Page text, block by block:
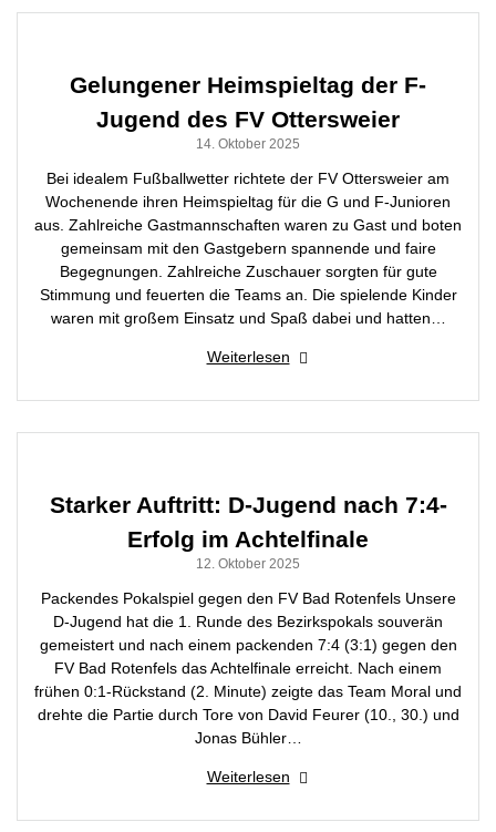
Gelungener Heimspieltag der F-
Jugend des FV Ottersweier
14. Oktober 2025
Bei idealem Fußballwetter richtete der FV Ottersweier am
Wochenende ihren Heimspieltag für die G und F-Junioren
aus. Zahlreiche Gastmannschaften waren zu Gast und boten
gemeinsam mit den Gastgebern spannende und faire
Begegnungen. Zahlreiche Zuschauer sorgten für gute
Stimmung und feuerten die Teams an. Die spielende Kinder
waren mit großem Einsatz und Spaß dabei und hatten…
Weiterlesen
Starker Auftritt: D-Jugend nach 7:4-
Erfolg im Achtelfinale
12. Oktober 2025
Packendes Pokalspiel gegen den FV Bad Rotenfels Unsere
D-Jugend hat die 1. Runde des Bezirkspokals souverän
gemeistert und nach einem packenden 7:4 (3:1) gegen den
FV Bad Rotenfels das Achtelfinale erreicht. Nach einem
frühen 0:1-Rückstand (2. Minute) zeigte das Team Moral und
drehte die Partie durch Tore von David Feurer (10., 30.) und
Jonas Bühler…
Weiterlesen